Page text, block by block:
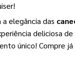
elegância das
deliciosa
único! Compre já